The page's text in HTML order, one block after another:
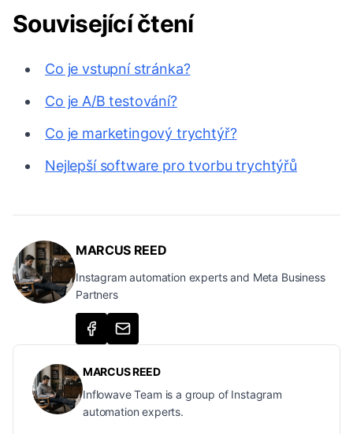
Související čtení
Co je vstupní stránka?
Co je A/B testování?
Co je marketingový trychtýř?
Nejlepší software pro tvorbu trychtýřů
MARCUS REED
Instagram automation experts and Meta Business
Partners
MARCUS REED
Inflowave Team is a group of Instagram
automation experts.